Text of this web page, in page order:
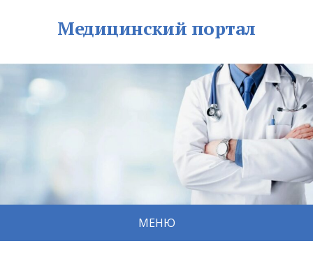
Медицинский портал
МЕНЮ